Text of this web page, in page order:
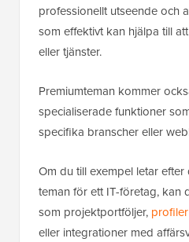
professionellt utseende och
som effektivt kan hjälpa till
eller tjänster.
Premiumteman kommer
specialiserade funktioner
specifika branscher eller
Om du till exempel letar
teman för ett IT-företag, kan
som projektportföljer,
eller integrationer med